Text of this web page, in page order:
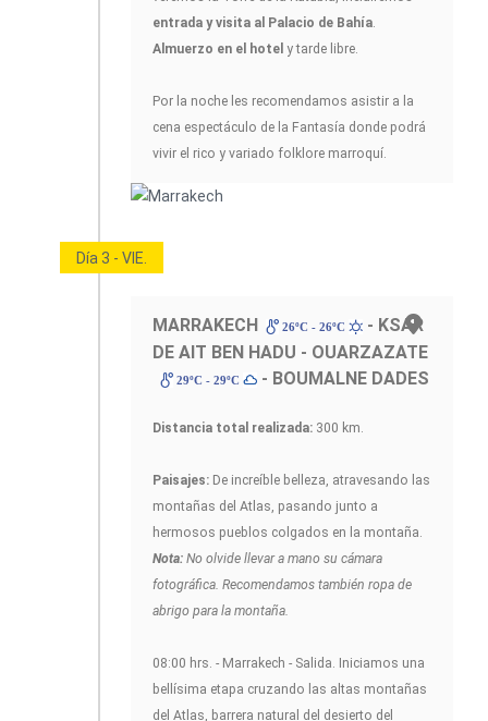
entrada y visita al Palacio de Bahía
Almuerzo en el hotel y tarde libre.
Por la noche les recomendamos asistir a la
cena espectáculo de la Fantasía donde podrá
vivir el rico y variado folklore marroquí.
Día 3 - VIE.
MARRAKECH 26ºC - 26ºC
- KSAR
DE AIT BEN HADU - OUARZAZATE
29ºC - 29ºC - BOUMALNE DADES
Distancia total realizada: 300 km.
Paisajes: De increíble belleza, atravesando las
montañas del Atlas, pasando junto a
hermosos pueblos colgados en la montaña.
Nota: No olvide llevar a mano su cámara
fotográfica. Recomendamos también ropa de
abrigo para la montaña.
08:00 hrs. - Marrakech - Salida. Iniciamos una
bellísima etapa cruzando las altas montañas
del Atlas, barrera natural del desierto del